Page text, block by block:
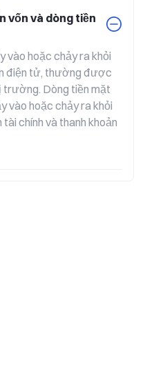
vốn và dòng tiền
vào hoặc chảy ra khỏi
điện tử, thường được
trường. Dòng tiền mặt
vào hoặc chảy ra khỏi
tài chính và thanh khoản